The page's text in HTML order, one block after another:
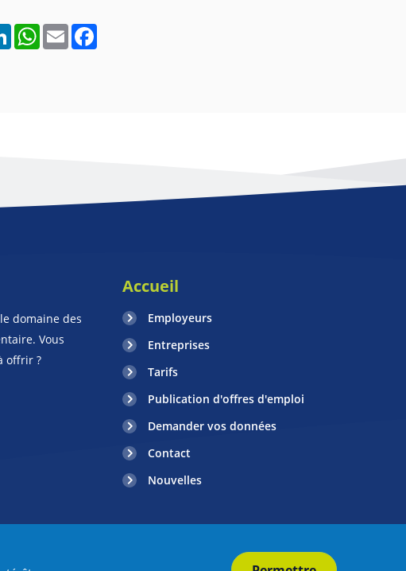
LinkedInWhatsApp
Email
domaine des
Vous
offrir ?
Accueil
Employeurs
Entreprises
Tarifs
Publication d'offres d'emploi
Demander vos données
Contact
Nouvelles